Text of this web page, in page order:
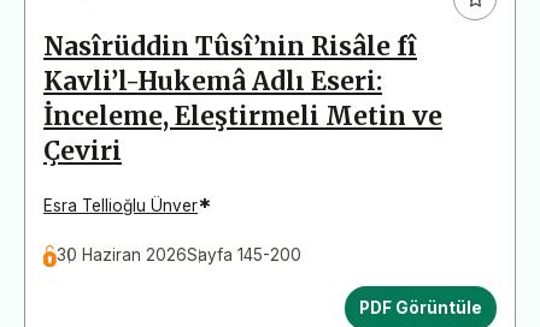
Nasîrüddin Tûsî’nin Risâle fî
Kavli’l-Hukemâ Adlı Eseri:
İnceleme, Eleştirmeli Metin ve
Çeviri
Esra Tellioğlu Ünver*
30 Haziran 2026Sayfa 145-200
PDF Görüntüle